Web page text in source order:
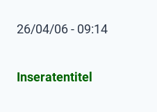
26/04/06 - 09:14
Inseratentitel